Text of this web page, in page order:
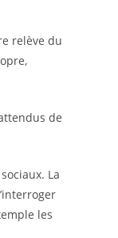
relève du
de
La
les